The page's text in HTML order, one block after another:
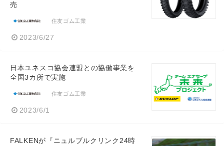
売
住友ゴム工業
2023/6/27
日本ユネスコ協会連盟との協働事業を
全国3カ所で実施
住友ゴム工業
2023/6/1
FALKENが『ニュルブルクリンク24時